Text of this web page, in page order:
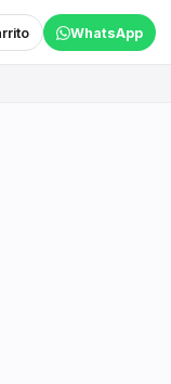
WhatsApp